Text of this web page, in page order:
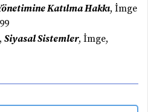
Katılma Hakkı, İmge
Siyasal Sistemler, İmge,